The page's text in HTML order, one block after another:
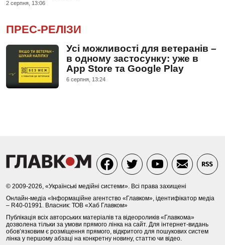
2 серпня, 13:06
ПРЕС-РЕЛІЗИ
Усі можливості для ветеранів –
в одному застосунку: уже в
App Store та Google Play
6 серпня, 13:24
© 2009-2026, «Українські медійні системи». Всі права захищені
Онлайн-медіа «Інформаційне агентство «Главком», ідентифікатор медіа
– R40-01991. Власник: ТОВ «Хаб Главком»
Публікація всіх авторських матеріалів та відеороликів «Главкома»
дозволена тільки за умови прямого лінка на сайт. Для інтернет-видань
обов’язковим є розміщення прямого, відкритого для пошукових систем
лінка у першому абзаці на конкретну новину, статтю чи відео.